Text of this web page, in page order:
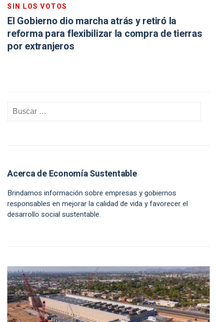
SIN LOS VOTOS
El Gobierno dio marcha atrás y retiró la
reforma para flexibilizar la compra de tierras
por extranjeros
Acerca de Economía Sustentable
Brindamos información sobre empresas y gobiernos
responsables en mejorar la calidad de vida y favorecer el
desarrollo social sustentable.